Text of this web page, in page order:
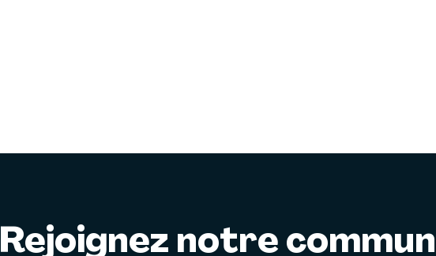
Rejoignez notre